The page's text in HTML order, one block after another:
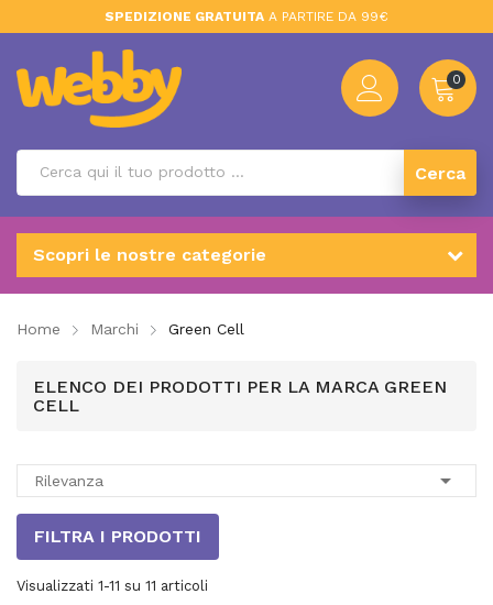
SPEDIZIONE GRATUITA A PARTIRE DA 99€
0
Cerca
Scopri le nostre categorie
Home Marchi Green Cell
ELENCO DEI PRODOTTI PER LA MARCA GREEN
CELL
Rilevanza 
FILTRA I PRODOTTI
Visualizzati 1-11 su 11 articoli